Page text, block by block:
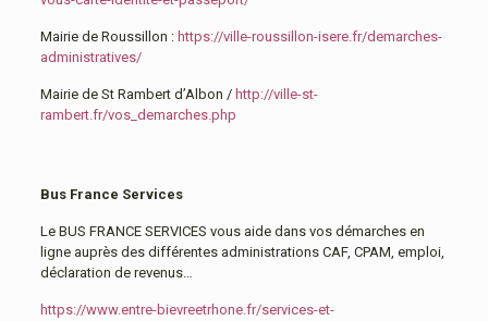
Mairie de Roussillon : https://ville-roussillon-isere.fr/demarches-
administratives/
Mairie de St Rambert d’Albon / http://ville-st-
rambert.fr/vos_demarches.php
Bus France Services
Le BUS FRANCE SERVICES vous aide dans vos démarches en
ligne auprès des différentes administrations CAF, CPAM, emploi,
déclaration de revenus…
https://www.entre-bievreetrhone.fr/services-et-